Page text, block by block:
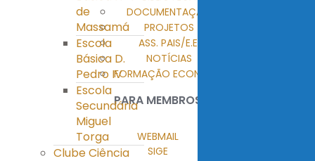
de
Massamá
Escola
Básica D.
Pedro IV
Escola
Secundária
Miguel
Torga
Clube Ciência
DOCUMENTAÇÃO
PROJETOS
ASS. PAIS/E.E.
NOTÍCIAS
FORMAÇÃO ECONTENT
PARA MEMBROS
WEBMAIL
SIGE